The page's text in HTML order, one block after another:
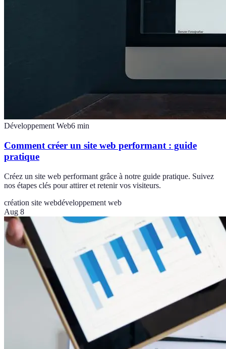
Développement Web6 min
Comment créer un site web performant : guide
pratique
Créez un site web performant grâce à notre guide pratique. Suivez
nos étapes clés pour attirer et retenir vos visiteurs.
création site webdéveloppement web
Aug 8